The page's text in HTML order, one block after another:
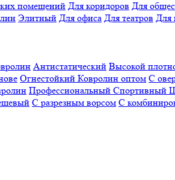
помещений Для коридоров Для
Элитный Для офиса Для театров Для
Антистатический Высокой
Огнестойкий Ковролин оптом С
Профессиональный Спортивный
С разрезным ворсом С